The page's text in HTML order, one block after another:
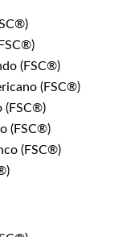
(FSC®)
(FSC®)
(FSC®)
(FSC®)
(FSC®)